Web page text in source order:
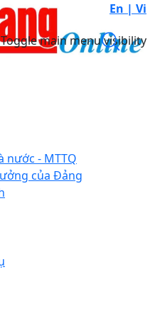
En | Vi
Toggle main menu visibility
nước - MTTQ
của Đảng